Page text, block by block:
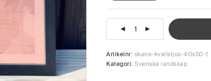
Artikelnr: skane-kvallsljus-40x50-1
Kategori: Svenska landskap